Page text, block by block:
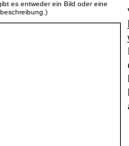
es entweder ein Bild oder eine